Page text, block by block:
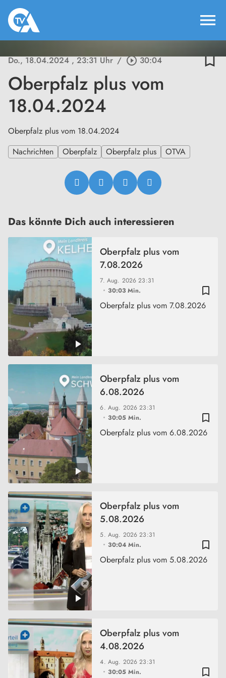
menu
Do., 18.04.2024, 23:31 Uhr / play_circle_outline30:04 bookmark_border
Oberpfalz plus vom
18.04.2024
Oberpfalz plus vom 18.04.2024
Nachrichten
Oberpfalz Oberpfalz plus OTVA
Das könnte Dich auch interessieren
bookmark_border
7. Aug. 202623:31
30:03 Min.
Oberpfalz plus vom
7.08.2026
Oberpfalz plus vom 7.08.2026
bookmark_border
6. Aug. 202623:31
30:05 Min.
Oberpfalz plus vom
6.08.2026
Oberpfalz plus vom 6.08.2026
bookmark_border
5. Aug. 202623:31
30:04 Min.
Oberpfalz plus vom
5.08.2026
Oberpfalz plus vom 5.08.2026
bookmark_border
4. Aug. 202623:31
30:05 Min.
Oberpfalz plus vom
4.08.2026